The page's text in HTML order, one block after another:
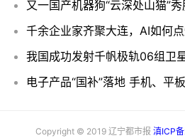
我国成功发射千帆极轨06组卫
电子产品“国补”落地 手机、平
Copyright © 2019 辽宁都市报 滇ICP